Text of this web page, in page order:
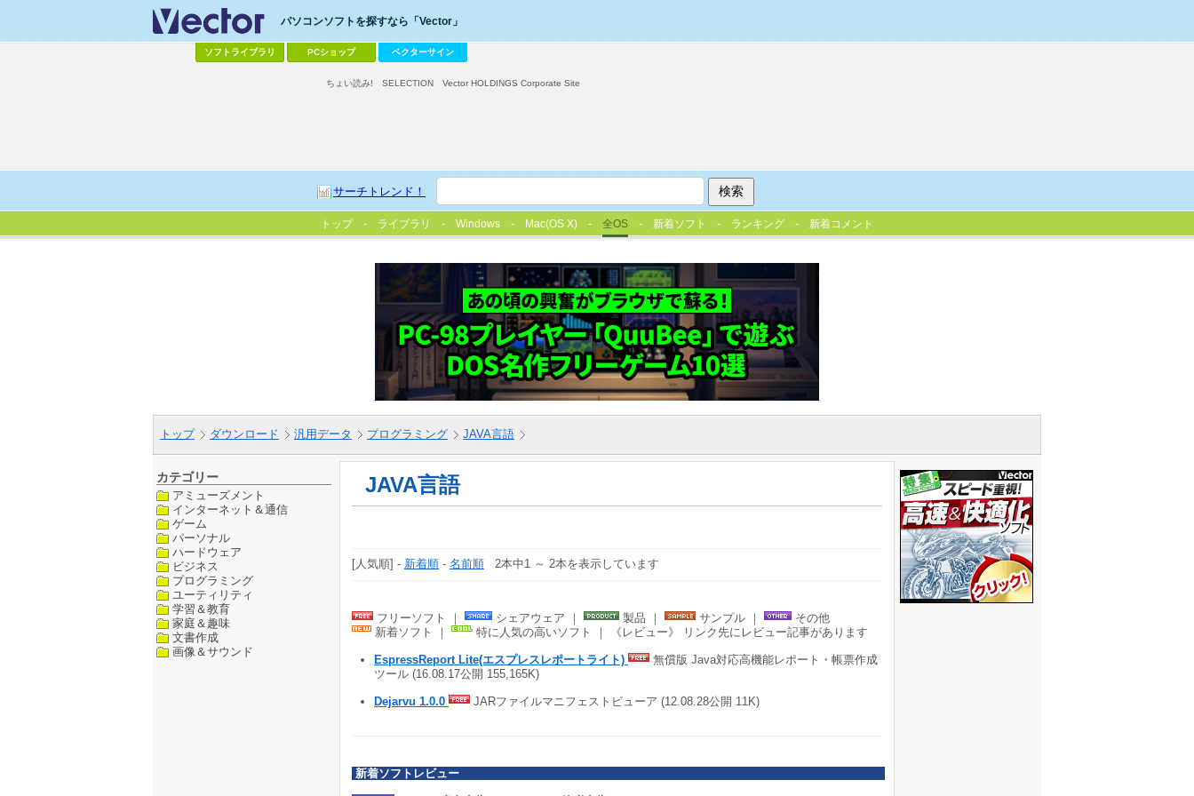
パソコンソフトを探すなら「Vector」
ソフトライブラリ PCショップ ベクターサイン
サーチトレンド！
ちょい読み! SELECTION Vector HOLDINGS Corporate Site
トップ ライブラリ Windows Mac(OS X) 全OS 新着ソフト ランキング 新着コメント
トップ ダウンロード 汎用データ プログラミング JAVA言語
カテゴリー
アミューズメント
インターネット＆通信
ゲーム
パーソナル
ハードウェア
ビジネス
プログラミング
ユーティリティ
学習＆教育
家庭＆趣味
文書作成
画像＆サウンド
JAVA言語
[人気順] - 新着順 - 名前順 2本中1 ～ 2本を表示しています
フリーソフト ｜ シェアウェア ｜ 製品 ｜ サンプル ｜
その他
新着ソフト ｜
特に人気の高いソフト ｜ 《レビュー》 リンク先にレビュー記事があります
EspressReport Lite(エスプレスレポートライト)
無償版 Java対応高機能レポート・帳票作成
ツール (16.08.17公開 155,165K)
Dejarvu 1.0.0 JARファイルマニフェストビューア (12.08.28公開 11K)
新着ソフトレビュー